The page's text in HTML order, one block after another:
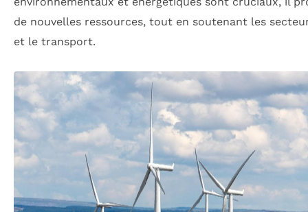
de nouvelles ressources, tout en soutenant les
et le transport.